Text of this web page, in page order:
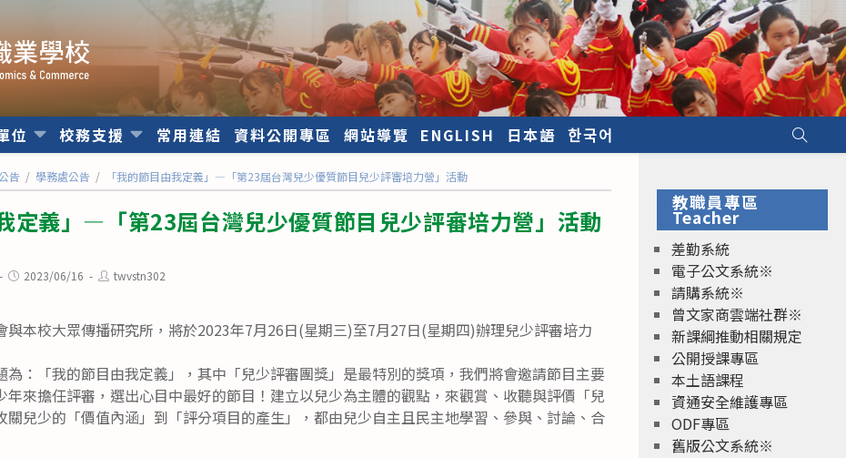
位 校務支援 常用連結 資料公開專區 網站導覽 ENGLISH 日本語 한국어
告 / 學務處公告 / 「我的節目由我定義」—「第23屆台灣兒少優質節目兒少評審培力營」活動
定義」—「第23屆台灣兒少優質節目兒少評審培力營」活動
Post2023/06/16
Posttwvstn302
與本校大眾傳播研究所，將於2023年7月26日(星期三)至7月27日(星期四)辦理兒少評審培力
為：「我的節目由我定義」，其中「兒少評審團獎」是最特別的獎項，我們將會邀請節目主要
來擔任評審，選出心目中最好的節目！建立以兒少為主體的觀點，來觀賞、收聽與評價「兒
關兒少的「價值內涵」到「評分項目的產生」，都由兒少自主且民主地學習、參與、討論、合
教職員專區
Teacher
差勤系統
電子公文系統※
請購系統※
曾文家商雲端社群※
新課綱推動相關規定
公開授課專區
本土語課程
資通安全維護專區
ODF專區
舊版公文系統※